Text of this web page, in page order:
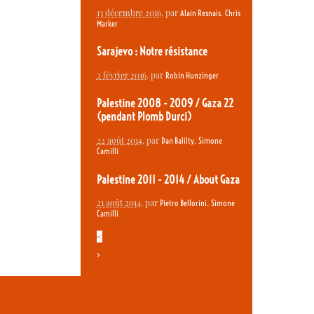
13 décembre 2016, par Alain Resnais, Chris
Marker
Sarajevo : Notre résistance
2 février 2016, par Robin Hunzinger
Palestine 2008 - 2009 / Gaza 22
(pendant Plomb Durci)
22 août 2014, par Dan Balilty, Simone
Camilli
Palestine 2011 - 2014 / About Gaza
21 août 2014, par Pietro Bellorini, Simone
Camilli
<
>